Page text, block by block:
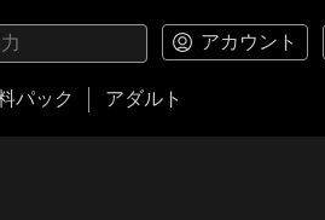
アカウント
パック アダルト